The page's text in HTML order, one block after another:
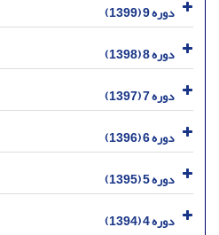
دوره 9 (1399)
دوره 8 (1398)
دوره 7 (1397)
دوره 6 (1396)
دوره 5 (1395)
دوره 4 (1394)